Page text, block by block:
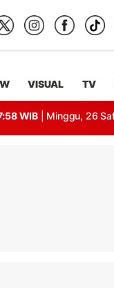
VISUAL TV
WIB | Minggu, 26